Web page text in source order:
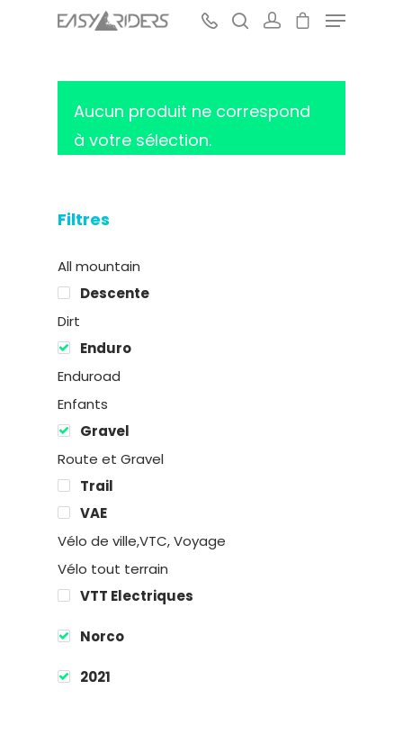
Hit enter to search or ESC to close
Filtres
All mountain
Descente
Dirt
Enduro
Enduroad
Enfants
Gravel
Route et Gravel
Trail
VAE
Vélo de ville,VTC, Voyage
Vélo tout terrain
VTT Electriques
Norco
2021
Aucun produit ne correspond
à votre sélection.